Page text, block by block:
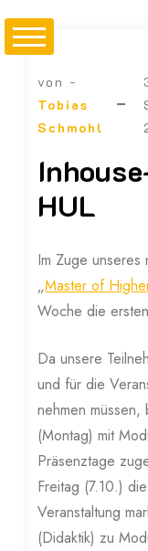
von -
Tobias
Schmohl
HUL
Im Zuge unseres
„Master of
Woche die
Da unsere
und für die
nehmen
(Montag) mit
Präsenztage
Freitag (7.10.)
Veranstaltung
(Didaktik) zu